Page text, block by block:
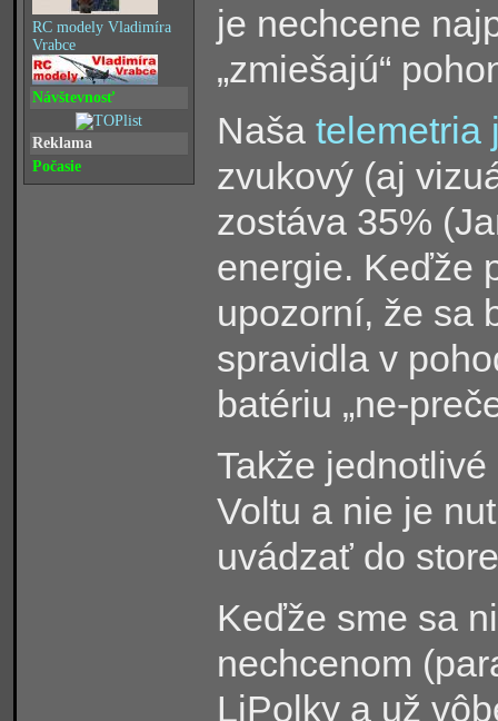
RC modely Vladimíra
Vrabce
Návštevnosť
Reklama
Počasie
je nechcene
„zmiešajú“
Naša telemetria
zvukový (aj
zostáva 35%
energie. Keďže
upozorní, že sa
spravidla v
batériu „ne-
Takže
Voltu a nie je
uvádzať do
Keďže sme sa
nechcenom
LiPolky a už